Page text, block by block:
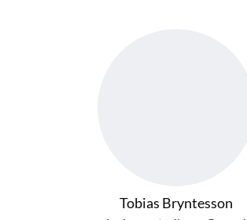
Tobias Bryntesson